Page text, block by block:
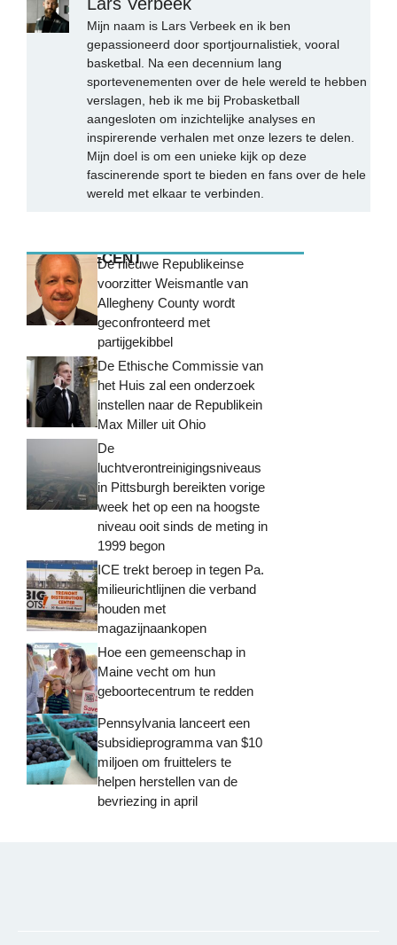
Mijn naam is Lars Verbeek en ik ben
gepassioneerd door sportjournalistiek, vooral
basketbal. Na een decennium lang
sportevenementen over de hele wereld te hebben
verslagen, heb ik me bij Probasketball
aangesloten om inzichtelijke analyses en
inspirerende verhalen met onze lezers te delen.
Mijn doel is om een unieke kijk op deze
fascinerende sport te bieden en fans over de hele
wereld met elkaar te verbinden.
MEEST RECENTDe nieuwe Republikeinse
voorzitter Weismantle van
Allegheny County wordt
geconfronteerd met
partijgekibbel
De Ethische Commissie van
het Huis zal een onderzoek
instellen naar de Republikein
Max Miller uit Ohio
De
luchtverontreinigingsniveaus
in Pittsburgh bereikten vorige
week het op een na hoogste
niveau ooit sinds de meting in
1999 begon
ICE trekt beroep in tegen Pa.
milieurichtlijnen die verband
houden met
magazijnaankopen
Hoe een gemeenschap in
Maine vecht om hun
geboortecentrum te redden
Pennsylvania lanceert een
subsidieprogramma van $10
miljoen om fruittelers te
helpen herstellen van de
bevriezing in april